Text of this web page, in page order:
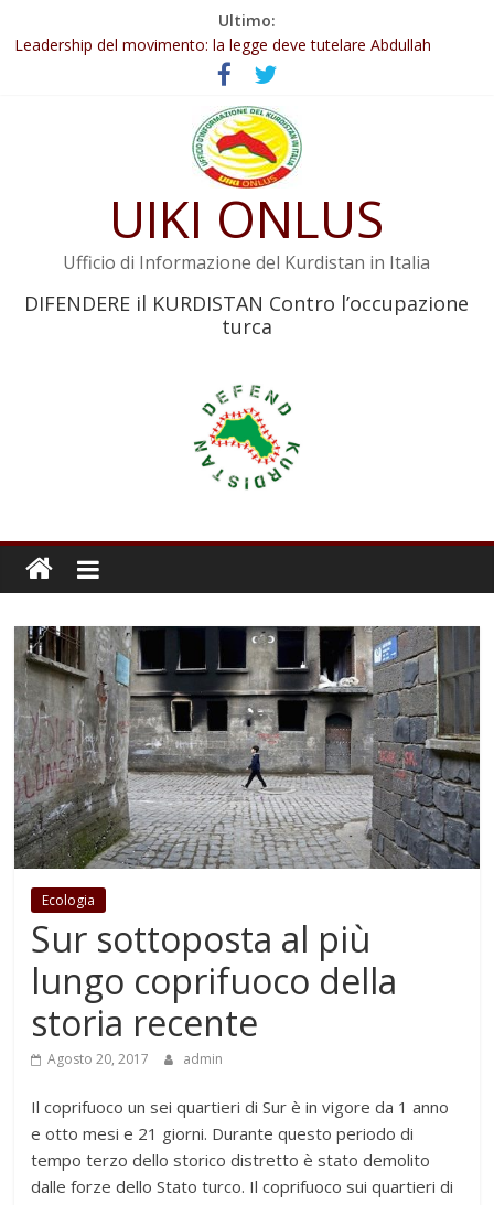
Ultimo:
Abdullah Öcalan: Le legge negativa deve essere trasformata in
legge positiva
Leadership del movimento: la legge deve tutelare Abdullah
Commissione donne del KNK: Şengal è di nuovo sotto minaccia
Non tenere conto della situazione di Rêber Apo ostacolerebbe
Il KNK chiede un’azione internazionale contro i crimini di guerra
UIKI ONLUS
Ufficio di Informazione del Kurdistan in Italia
DIFENDERE il KURDISTAN Contro l’occupazione
turca
Ecologia
Sur sottoposta al più
lungo coprifuoco della
storia recente
Agosto 20, 2017 admin
Il coprifuoco un sei quartieri di Sur è in vigore da 1 anno
e otto mesi e 21 giorni. Durante questo periodo di
tempo terzo dello storico distretto è stato demolito
dalle forze dello Stato turco. Il coprifuoco sui quartieri di